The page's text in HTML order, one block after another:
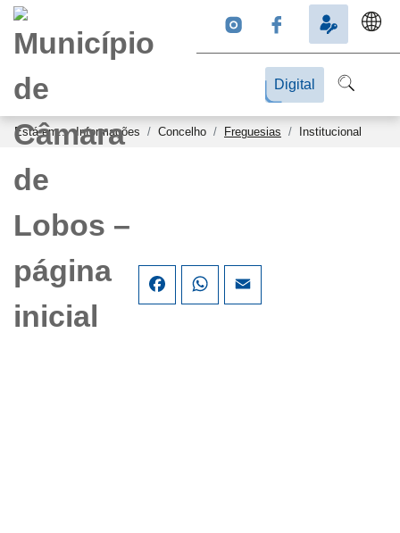
Digital
Está em...Informações Concelho Freguesias Institucional
FacebookWhatsApp